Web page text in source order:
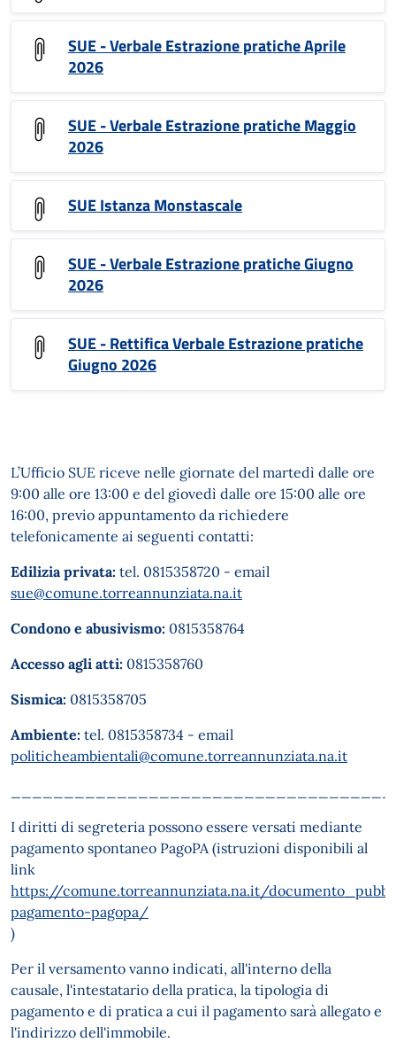
SUE - Verbale Estrazione pratiche Aprile
2026
SUE - Verbale Estrazione pratiche Maggio
2026
SUE Istanza Monstascale
SUE - Verbale Estrazione pratiche Giugno
2026
SUE - Rettifica Verbale Estrazione pratiche
Giugno 2026
L’Ufficio SUE riceve nelle giornate del martedì dalle ore
9:00 alle ore 13:00 e del giovedì dalle ore 15:00 alle ore
16:00, previo appuntamento da richiedere
telefonicamente ai seguenti contatti:
Edilizia privata: tel. 0815358720 - email
sue@comune.torreannunziata.na.it
Condono e abusivismo: 0815358764
Accesso agli atti: 0815358760
Sismica: 0815358705
Ambiente: tel. 0815358734 - email
politicheambientali@comune.torreannunziata.na.it
I diritti di segreteria possono essere versati mediante
pagamento spontaneo PagoPA (istruzioni disponibili al
link
https://comune.torreannunziata.na.it/
pagamento-pagopa/
)
Per il versamento vanno indicati, all'interno della
causale, l'intestatario della pratica, la tipologia di
pagamento e di pratica a cui il pagamento sarà allegato e
l'indirizzo dell'immobile.